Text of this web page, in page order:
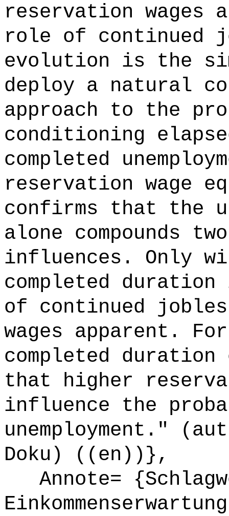
reservation
role of continued
evolution is the
deploy a natural
approach to the
conditioning
completed
reservation wage
confirms that the
alone compounds
influences. Only
completed
of continued
wages apparent.
completed
that higher
influence the
unemployment."
Doku) ((en))},
Annote=